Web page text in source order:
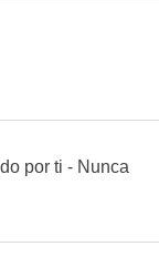
por ti - Nunca